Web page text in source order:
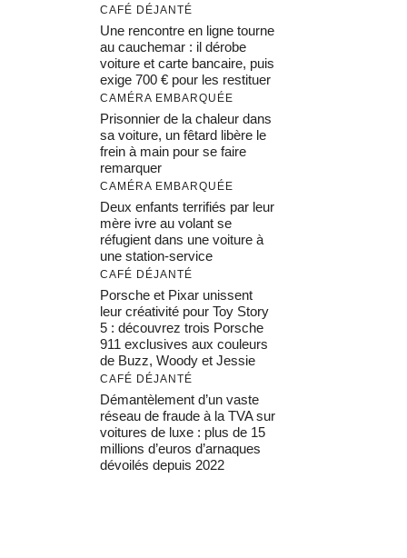
CAFÉ DÉJANTÉ
Une rencontre en ligne tourne
au cauchemar : il dérobe
voiture et carte bancaire, puis
exige 700 € pour les restituer
CAMÉRA EMBARQUÉE
Prisonnier de la chaleur dans
sa voiture, un fêtard libère le
frein à main pour se faire
remarquer
CAMÉRA EMBARQUÉE
Deux enfants terrifiés par leur
mère ivre au volant se
réfugient dans une voiture à
une station-service
CAFÉ DÉJANTÉ
Porsche et Pixar unissent
leur créativité pour Toy Story
5 : découvrez trois Porsche
911 exclusives aux couleurs
de Buzz, Woody et Jessie
CAFÉ DÉJANTÉ
Démantèlement d’un vaste
réseau de fraude à la TVA sur
voitures de luxe : plus de 15
millions d’euros d’arnaques
dévoilés depuis 2022